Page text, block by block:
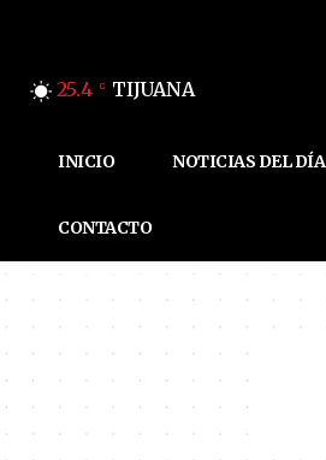
25.4 C TIJUANA
INICIO NOTICIAS DEL DÍA
CONTACTO